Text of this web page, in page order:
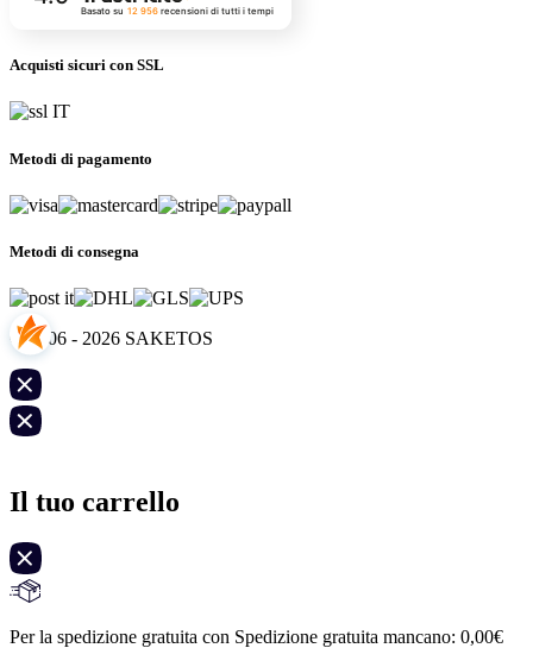
Basato su 12 956recensioni di tutti i tempi
Acquisti sicuri con SSL
Metodi di pagamento
Metodi di consegna
© 2006 - 2026 SAKETOS
Il tuo carrello
Per la spedizione gratuita con Spedizione gratuita mancano: 0,00€